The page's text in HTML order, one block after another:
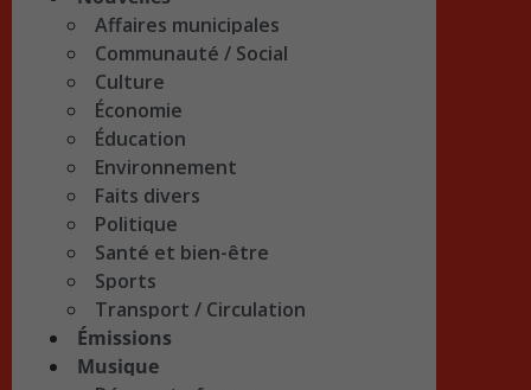
Affaires municipales
Communauté / Social
Culture
Économie
Éducation
Environnement
Faits divers
Politique
Santé et bien-être
Sports
Transport / Circulation
Émissions
Musique